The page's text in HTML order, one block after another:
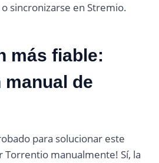
sincronizarse en Stremio.
más fiable:
de
para solucionar este
Torrentio manualmente! Sí, la